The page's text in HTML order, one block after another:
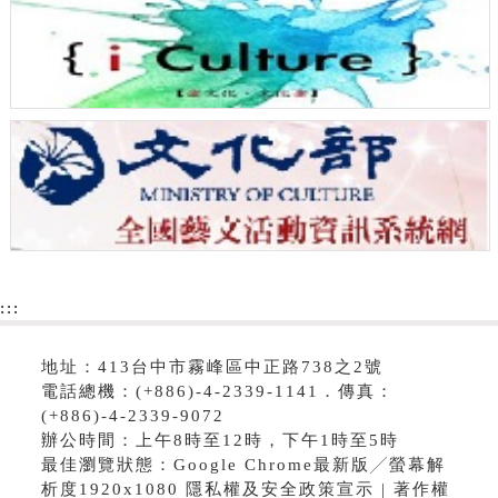
:::
地址：413台中市霧峰區中正路738之2號
電話總機：(+886)-4-2339-1141．傳真：
(+886)-4-2339-9072
辦公時間：上午8時至12時，下午1時至5時
最佳瀏覽狀態：Google Chrome最新版╱螢幕解
析度1920x1080 隱私權及安全政策宣示 | 著作權